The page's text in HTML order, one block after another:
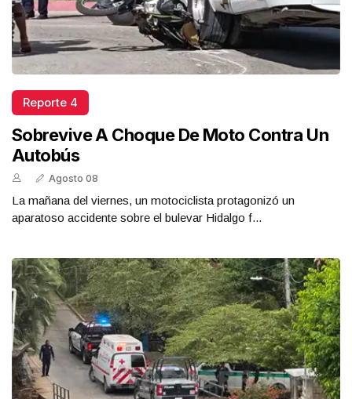
Reporte 4
Sobrevive A Choque De Moto Contra Un
Autobús
Agosto 08
La mañana del viernes, un motociclista protagonizó un
aparatoso accidente sobre el bulevar Hidalgo f...